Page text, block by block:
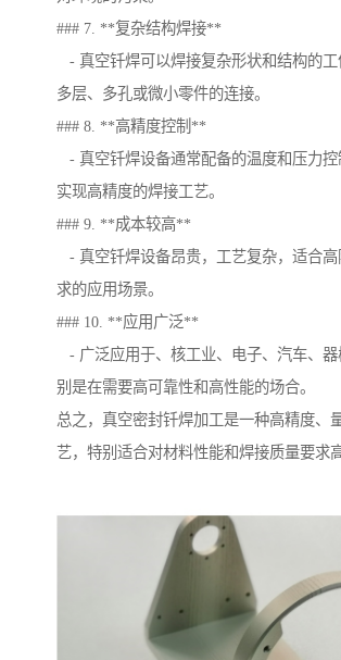
### 7. **复杂结构焊接**
- 真空钎焊可以焊接复杂形状和结构的
多层、多孔或微小零件的连接。
### 8. **高精度控制**
- 真空钎焊设备通常配备的温度和压力
实现高精度的焊接工艺。
### 9. **成本较高**
- 真空钎焊设备昂贵，工艺复杂，适合
求的应用场景。
### 10. **应用广泛**
- 广泛应用于、核工业、电子、汽车、
别是在需要高可靠性和高性能的场合。
总之，真空密封钎焊加工是一种高精度、
艺，特别适合对材料性能和焊接质量要求